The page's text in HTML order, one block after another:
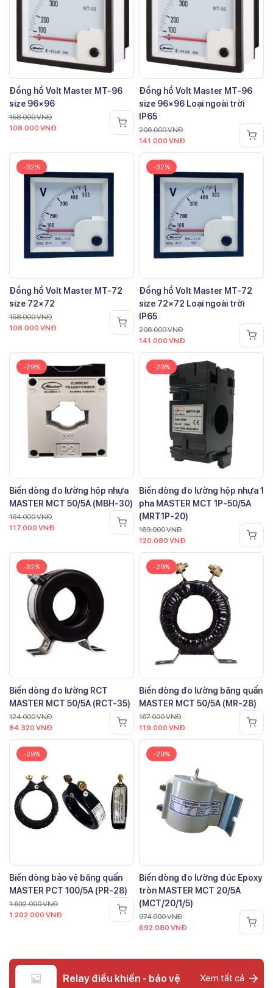
Đồng hồ Volt Master MT-96
size 96×96
158.000VNĐ
108.000 VNĐ
Đồng hồ Volt Master MT-96
size 96×96 Loại ngoài trời
IP65
206.000VNĐ
141.000 VNĐ
-32%
Đồng hồ Volt Master MT-72
size 72×72
158.000VNĐ
108.000 VNĐ
-32%
Đồng hồ Volt Master MT-72
size 72×72 Loại ngoài trời
IP65
206.000VNĐ
141.000 VNĐ
-29%
Biến dòng đo lường hộp nhựa
MASTER MCT 50/5A (MBH-30)
164.000VNĐ
117.000 VNĐ
-29%
Biến dòng đo lường hộp nhựa 1
pha MASTER MCT 1P-50/5A
(MRT1P-20)
169.000VNĐ
120.080 VNĐ
-32%
Biến dòng đo lường RCT
MASTER MCT 50/5A (RCT-35)
124.000VNĐ
84.320 VNĐ
-29%
Biến dòng đo lường băng quấn
MASTER MCT 50/5A (MR-28)
167.000VNĐ
119.000 VNĐ
-29%
Biến dòng bảo vệ băng quấn
MASTER PCT 100/5A (PR-28)
1.692.000VNĐ
1.202.000 VNĐ
-29%
Biến dòng đo lường đúc Epoxy
tròn MASTER MCT 20/5A
(MCT/20/1/5)
974.000VNĐ
692.080 VNĐ
Relay điều khiển - bảo vệ Xem tất cả